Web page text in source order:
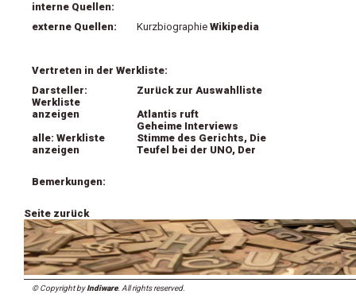
interne Quellen:
externe Quellen:
Kurzbiographie Wikipedia
Vertreten in der Werkliste:
Darsteller:
Werkliste
anzeigen
alle: Werkliste
anzeigen
Zurück zur Auswahlliste
Atlantis ruft
Geheime Interviews
Stimme des Gerichts, Die
Teufel bei der UNO, Der
Bemerkungen:
Seite zurück
© Copyright byIndiware. All rights reserved.